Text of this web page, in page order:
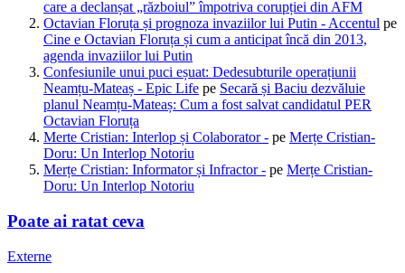
care a declanșat „războiul” împotriva corupției din AFM
Octavian Floruța și prognoza invaziilor lui Putin - Accentul pe
Cine e Octavian Floruța și cum a anticipat încă din 2013,
agenda invaziilor lui Putin
Confesiunile unui puci eșuat: Dedesubturile operațiunii
Neamțu-Mateaș - Epic Life pe Secară și Baciu dezvăluie
planul Neamțu-Mateaș: Cum a fost salvat candidatul PER
Octavian Floruța
Merte Cristian: Interlop și Colaborator - pe Merțe Cristian-
Doru: Un Interlop Notoriu
Merțe Cristian: Informator și Infractor - pe Merțe Cristian-
Doru: Un Interlop Notoriu
Poate ai ratat ceva
Externe